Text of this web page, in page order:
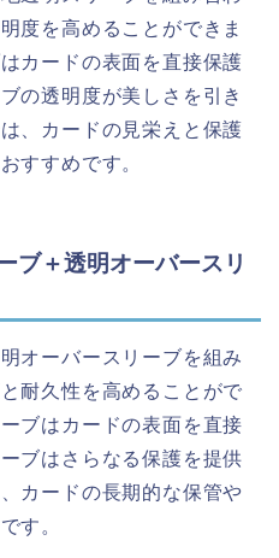
度を高めることができま
カードの表面を直接保護
の透明度が美しさを引き
、カードの見栄えと保護
すすめです。
ブ＋透明オーバースリ
オーバースリーブを組み
耐久性を高めることがで
ブはカードの表面を直接
ブはさらなる保護を提供
カードの長期的な保管や
す。